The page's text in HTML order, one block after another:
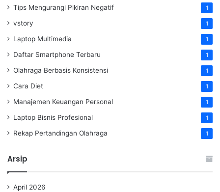
Tips Mengurangi Pikiran Negatif 1
vstory 1
Laptop Multimedia 1
Daftar Smartphone Terbaru 1
Olahraga Berbasis Konsistensi 1
Cara Diet 1
Manajemen Keuangan Personal 1
Laptop Bisnis Profesional 1
Rekap Pertandingan Olahraga 1
Arsip
April 2026